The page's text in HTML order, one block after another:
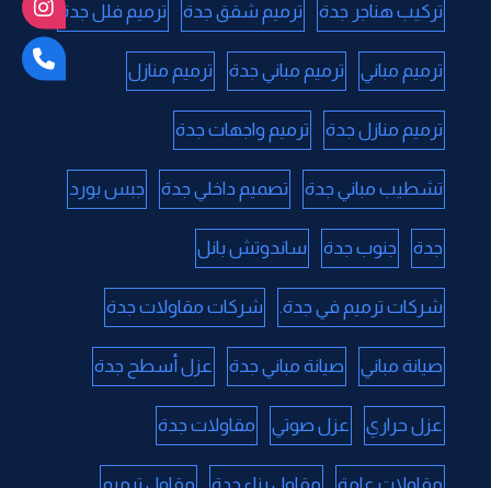
تركيب هناجر جدة ترميم شقق جدة ترميم فلل جدة
ترميم مباني ترميم مباني جدة ترميم منازل
ترميم منازل جدة ترميم واجهات جدة
تشطيب مباني جدة تصميم داخلي جدة جبس بورد
جدة جنوب جدة ساندوتش بانل
شركات ترميم في جدة. شركات مقاولات جدة
صيانة مباني صيانة مباني جدة عزل أسطح جدة
عزل حراري عزل صوتي مقاولات جدة